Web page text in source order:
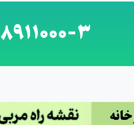
8911000-3